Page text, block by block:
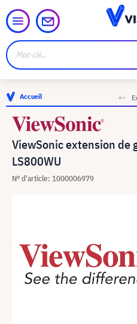
Accueil
ViewSonic extension de
LS800WU
N° d'article: 1000006979